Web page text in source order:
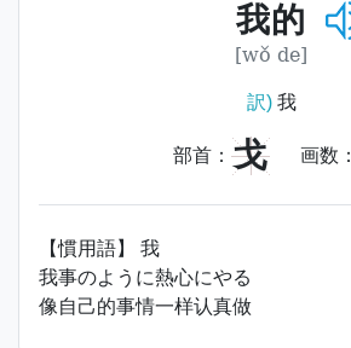
我的
[wǒ de]
訳)我
部首： 戈 画数：
【慣用語】 我
我事のように熱心にやる
像自己的事情一样认真做